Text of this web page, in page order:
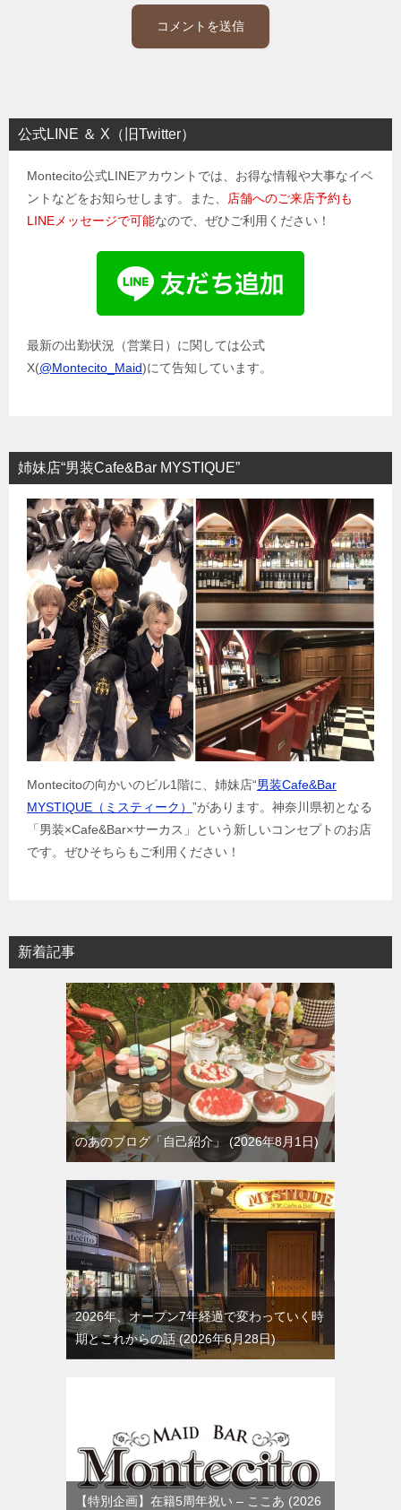
公式LINE ＆ X（旧Twitter）
Montecito公式LINEアカウントでは、お得な情報や大事なイベ
ントなどをお知らせします。また、
店舗へのご来店予約も
LINEメッセージで可能なので、ぜひご利用ください！
最新の出勤状況（営業日）に関しては公式
X(@Montecito_Maid)にて告知しています。
姉妹店“男装Cafe&Bar MYSTIQUE”
Montecitoの向かいのビル1階に、姉妹店“男装Cafe&Bar
MYSTIQUE（ミスティーク） ”があります。神奈川県初となる
「男装×Cafe&Bar×サーカス」という新しいコンセプトのお店
です。ぜひそちらもご利用ください！
新着記事
のあのブログ「自己紹介」 2026年8月1日
2026年、オープン7年経過で変わっていく時
期とこれからの話 2026年6月28日
【特別企画】在籍5周年祝い – ここあ
2026